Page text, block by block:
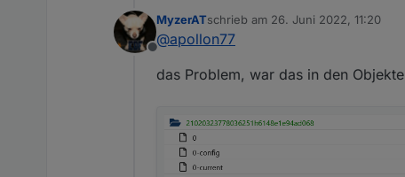
Wie meinst Du das? An
Offline
MyzerATschrieb am 26. Juni 2022, 11:20
zuletzt editiert von
@apollon77
das Problem, war das in den